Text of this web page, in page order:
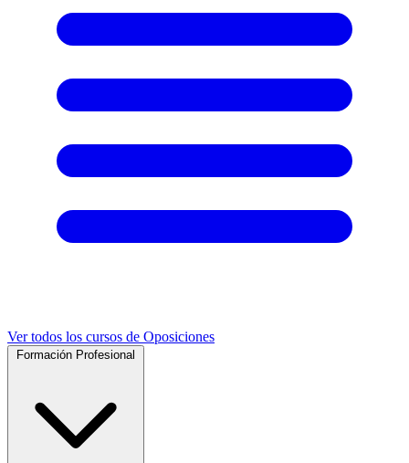
Ver todos los cursos de Oposiciones
Formación Profesional